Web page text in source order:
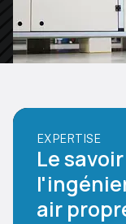
EXPERTISE
Le
air